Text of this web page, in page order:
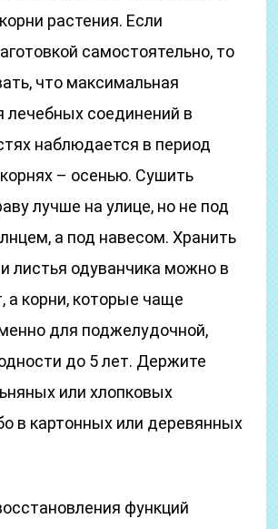
растения. Если
самостоятельно, то
что максимальная
лечебных соединений в
наблюдается в период
– осенью. Сушить
лучше на улице, но не под
а под навесом. Хранить
листья одуванчика можно в
а корни, которые чаще
для поджелудочной,
до 5 лет. Держите
или хлопковых
в картонных или деревянных
функций